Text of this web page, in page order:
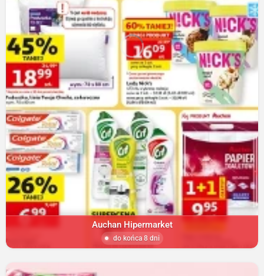
Auchan Hipermarket
do końca 8 dni